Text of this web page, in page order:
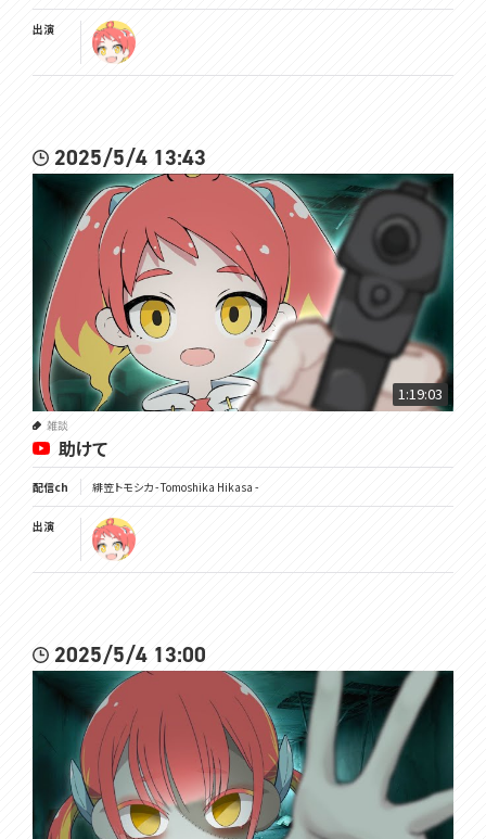
出演
2025/5/4 13:43
1:19:03
雑談
助けて
配信ch 緋笠トモシカ - Tomoshika Hikasa -
出演
2025/5/4 13:00